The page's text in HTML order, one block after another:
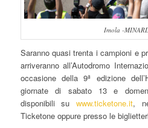
Imola -
Saranno quasi trenta i campioni e
arriveranno all’Autodromo
occasione della 9ª edizione
giornate di sabato 13 e
disponibili suwww.ticketone.it,
Ticketone oppure presso le